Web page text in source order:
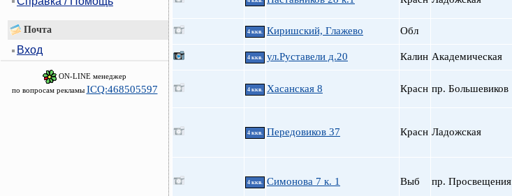
Почта
Вход
ON-LINE менеджер
по вопросам рекламы ICQ:468505597
4 ккв. Киришский, Глажево Обл
4 ккв. ул.Руставели д.20 Калин Академическая
4 ккв. Хасанская 8 Красн пр. Большевиков
4 ккв. Передовиков 37 Красн Ладожская
4 ккв. Симонова 7 к. 1 Выб пр. Просвещения